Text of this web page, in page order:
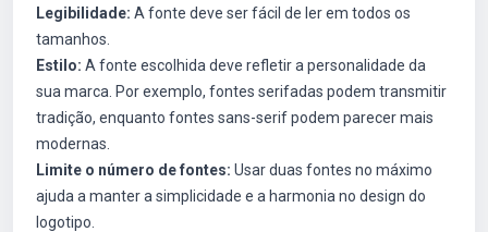
Legibilidade: A fonte deve ser fácil de ler em todos os
tamanhos.
Estilo: A fonte escolhida deve refletir a personalidade da
sua marca. Por exemplo, fontes serifadas podem transmitir
tradição, enquanto fontes sans-serif podem parecer mais
modernas.
Limite o número de fontes: Usar duas fontes no máximo
ajuda a manter a simplicidade e a harmonia no design do
logotipo.